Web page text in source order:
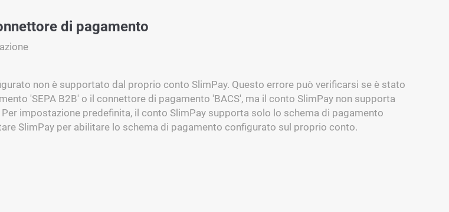
di pagamento
non è supportato dal proprio conto SlimPay. Questo errore può verificarsi se è stato
'SEPA B2B' o il connettore di pagamento 'BACS', ma il conto SlimPay non supporta
impostazione predefinita, il conto SlimPay supporta solo lo schema di pagamento
SlimPay per abilitare lo schema di pagamento configurato sul proprio conto.